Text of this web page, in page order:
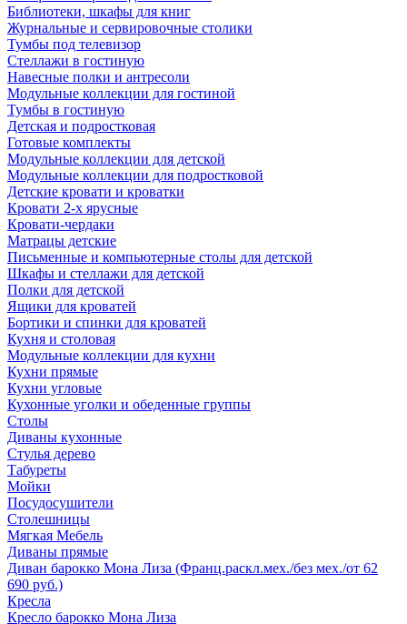
Библиотеки, шкафы для книг
Журнальные и сервировочные столики
Тумбы под телевизор
Стеллажи в гостиную
Навесные полки и антресоли
Модульные коллекции для гостиной
Тумбы в гостиную
Детская и подростковая
Готовые комплекты
Модульные коллекции для детской
Модульные коллекции для подростковой
Детские кровати и кроватки
Кровати 2-х ярусные
Кровати-чердаки
Матрацы детские
Письменные и компьютерные столы для детской
Шкафы и стеллажи для детской
Полки для детской
Ящики для кроватей
Бортики и спинки для кроватей
Кухня и столовая
Модульные коллекции для кухни
Кухни прямые
Кухни угловые
Кухонные уголки и обеденные группы
Столы
Диваны кухонные
Стулья дерево
Табуреты
Мойки
Посудосушители
Столешницы
Мягкая Мебель
Диваны прямые
Диван барокко Мона Лиза (Франц.раскл.мех./без мех./от 62
690 руб.)
Кресла
Кресло барокко Мона Лиза